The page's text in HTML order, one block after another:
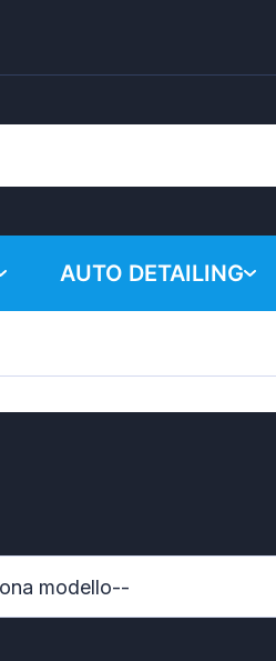
AUTO DETAILING
modello--